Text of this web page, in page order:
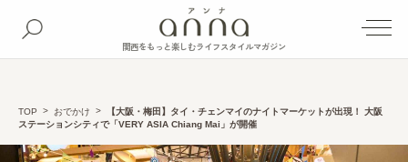
関西をもっと楽しむライフスタイルマガジン
TOP おでかけ
【大阪・梅田】タイ・チェンマイのナイトマーケットが出現！ 大阪
ステーションシティで「VERY ASIA Chiang Mai」が開催